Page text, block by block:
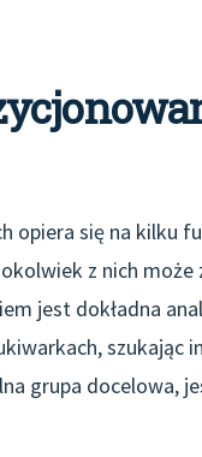
opiera się na kilku
z nich może
jest dokładna
szukając
grupa docelowa,